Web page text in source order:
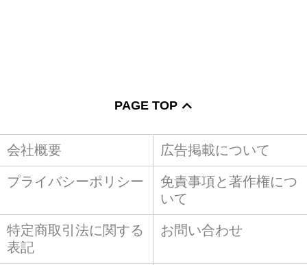
PAGE TOP
会社概要 広告掲載について
プライバシーポリシー
免責事項と著作権につ
いて
特定商取引法に関する
表記
お問い合わせ